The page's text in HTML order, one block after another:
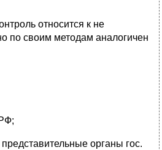
относится к не
по своим методам аналогичен
органы гос.